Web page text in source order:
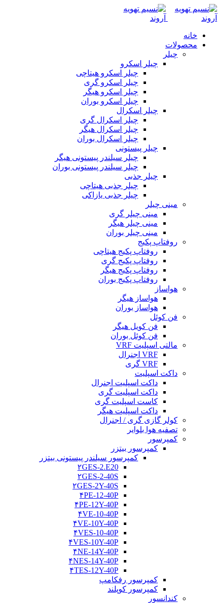
خانه
محصولات
چیلر
چیلر اسکرو
چیلر اسکرو هیتاچی
چیلر اسکرو گری
چیلر اسکرو هیگر
چیلر اسکرو بوران
چیلر اسکرال
چیلر اسکرال گری
چیلر اسکرال هیگر
چیلر اسکرال بوران
چیلر پیستونی
چیلر سیلندر پیستونی هیگر
چیلر سیلندر پیستونی بوران
چیلر جذبی
چیلر جذبی هیتاچی
چیلر جذبی یازاکی
مینی چیلر
مینی چیلر گری
مینی چیلر هیگر
مینی چیلر بوران
روفتاپ پکیج
روفتاپ پکیج هیتاچی
روفتاپ پکیج گری
روفتاپ پکیج هیگر
روفتاپ پکیج بوران
هواساز
هواساز هیگر
هواساز بوران
فن کوئل
فن کویل هیگر
فن کوئل بوران
مالتی اسپلیت VRF
VRF اجنرال
VRF گری
داکت اسپلیت
داکت اسپلیت اجنرال
داکت اسپلیت گری
کاست اسپلیت گری
داکت اسپلیت هیگر
کولر گازی گری / اجنرال
تصفیه هوا بلوایر
کمپرسور
کمپرسور بیتزر
کمپرسور سیلندر پیستونی بیتزر
۲GES-2.E20
۲GES-2-40S
۲GES-2Y-40S
۴PE-12-40P
۴PE-12Y-40P
۴VE-10-40P
۴VE-10Y-40P
۴VES-10-40P
۴VES-10Y-40P
۴NE-14Y-40P
۴NES-14Y-40P
۴TES-12Y-40P
کمپرسور رفکامپ
کمپرسور کوپلند
کندانسور